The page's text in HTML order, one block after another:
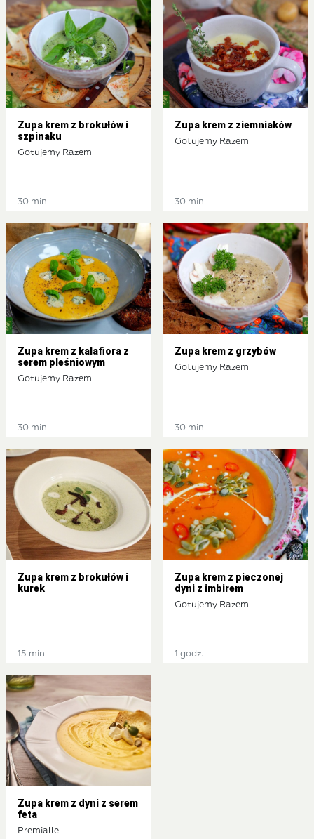
Zupa krem z brokułów i
szpinaku
Gotujemy Razem
30 min
Zupa krem z ziemniaków
Gotujemy Razem
30 min
Zupa krem z kalafiora z
serem pleśniowym
Gotujemy Razem
30 min
Zupa krem z grzybów
Gotujemy Razem
30 min
Zupa krem z brokułów i
kurek
15 min
Zupa krem z pieczonej
dyni z imbirem
Gotujemy Razem
1 godz.
Zupa krem z dyni z serem
feta
Premialle